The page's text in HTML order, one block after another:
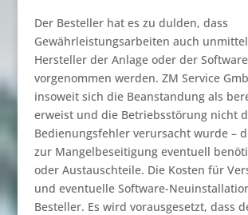
Der Besteller hat es zu dulden, dass
Gewährleistungsarbeiten auch
Hersteller der Anlage oder der Software
vorgenommen werden. ZM Service
insoweit sich die Beanstandung als
erweist und die Betriebsstörung nicht
Bedienungsfehler verursacht wurde –
zur Mangelbeseitigung eventuell
oder Austauschteile. Die Kosten für
und eventuelle Software-
Besteller. Es wird vorausgesetzt, dass